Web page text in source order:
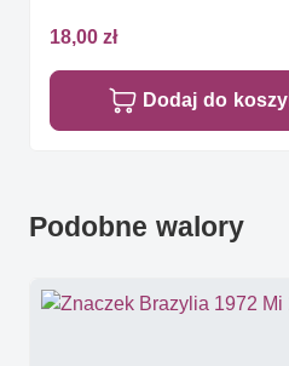
18,00 zł
Dodaj do
Podobne walory